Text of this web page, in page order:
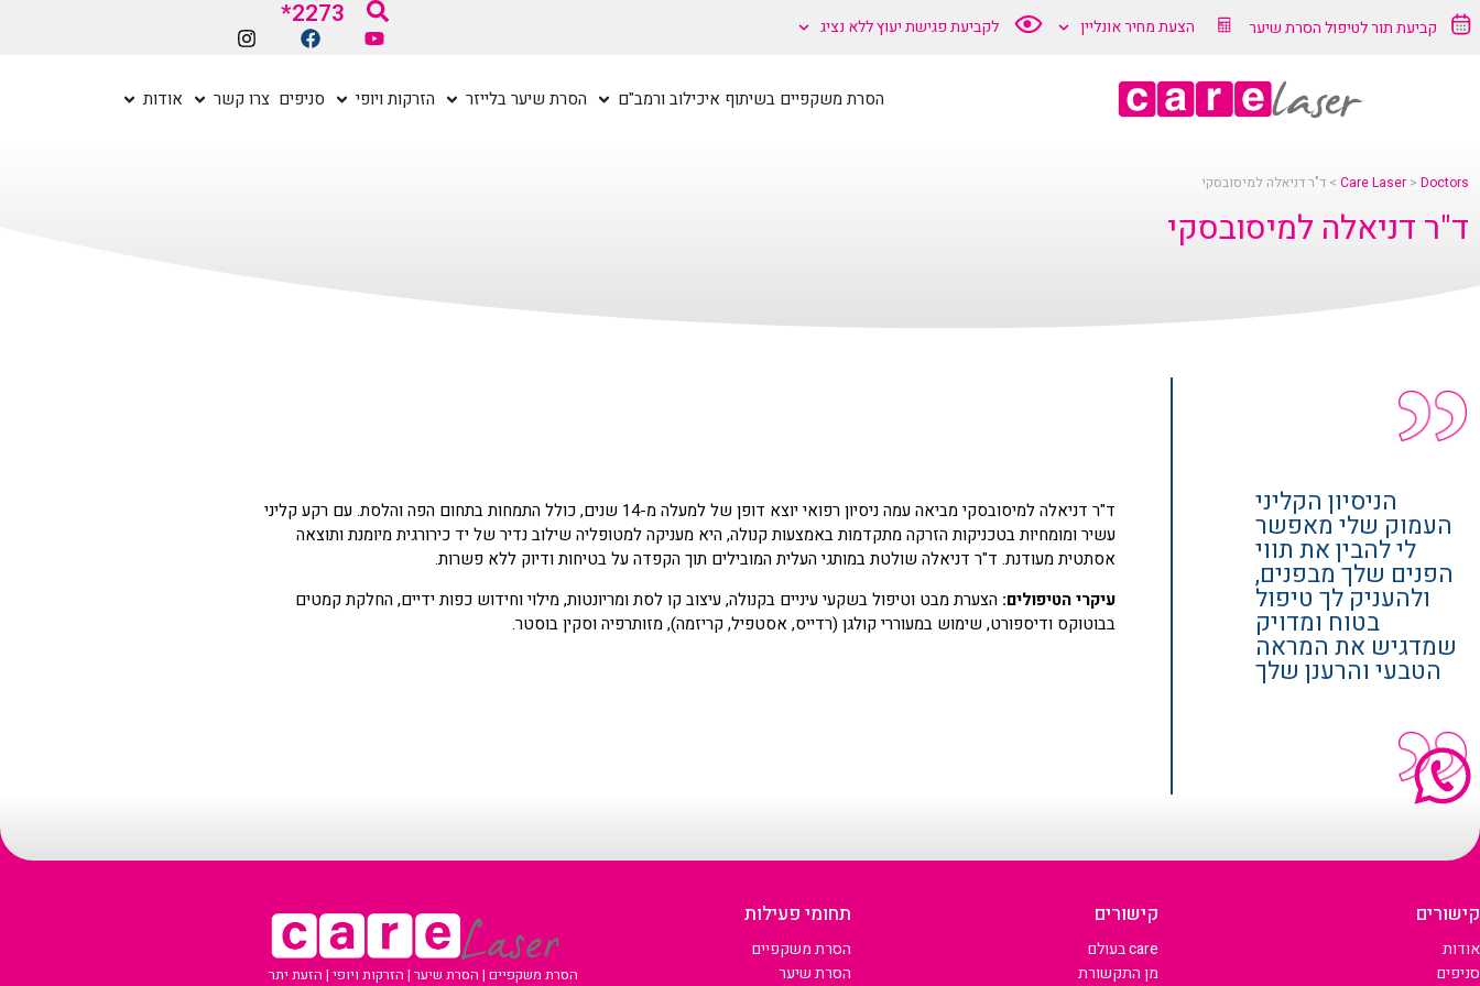
ד"ר
למיסובסקי
-
Care
Laser
קביעת תור לטיפול הסרת שיער הצעת מחיר אונליין לקביעת פגישת יעוץ ללא נציג 2273*
הסרת משקפיים בשיתוף איכילוב ורמב"ם הסרת שיער בלייזר הזרקות ויופי סניפים צרו קשר אודות
Care Laser > Doctors
> ד"ר דניאלה למיסובסקי
ד"ר דניאלה למיסובסקי
הניסיון הקליני
העמוק שלי מאפשר
לי להבין את תווי
הפנים שלך מבפנים,
ולהעניק לך טיפול
בטוח ומדויק
שמדגיש את המראה
הטבעי והרענן שלך
ד"ר דניאלה למיסובסקי מביאה עמה ניסיון רפואי יוצא דופן של למעלה מ-14 שנים, כולל התמחות בתחום הפה והלסת. עם רקע קליני
עשיר ומומחיות בטכניקות הזרקה מתקדמות באמצעות קנולה, היא מעניקה למטופליה שילוב נדיר של יד כירורגית מיומנת ותוצאה
אסתטית מעודנת. ד"ר דניאלה שולטת במותגי העלית המובילים תוך הקפדה על בטיחות ודיוק ללא פשרות.
עיקרי הטיפולים: הצערת מבט וטיפול בשקעי עיניים בקנולה, עיצוב קו לסת ומריונטות, מילוי וחידוש כפות ידיים, החלקת קמטים
בבוטוקס ודיספורט, שימוש במעוררי קולגן (רדייס, אסטפיל, קריזמה), מזותרפיה וסקין בוסטר.
קישורים
אודות
סניפים
קישורים
care בעולם
מן התקשורת
תחומי פעילות
הסרת משקפיים
הסרת שיער
הסרת משקפיים | הסרת שיער | הזרקות ויופי | הזעת יתר